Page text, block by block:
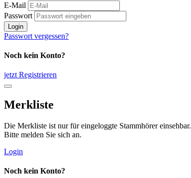
E-Mail
Passwort
Login
Passwort vergessen?
Noch kein Konto?
jetzt Registrieren
Merkliste
Die Merkliste ist nur für eingeloggte Stammhörer einsehbar.
Bitte melden Sie sich an.
Login
Noch kein Konto?